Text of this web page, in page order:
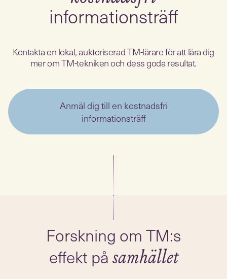
informationsträff
Kontakta en lokal, auktoriserad TM-lärare för att lära dig
mer om TM-tekniken och dess goda resultat.
Anmäl dig till en kostnadsfri
informationsträff
Forskning om TM:s
effekt påsamhället